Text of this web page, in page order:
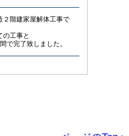
２階建家屋解体工事で
の工事と
で完了致しました。